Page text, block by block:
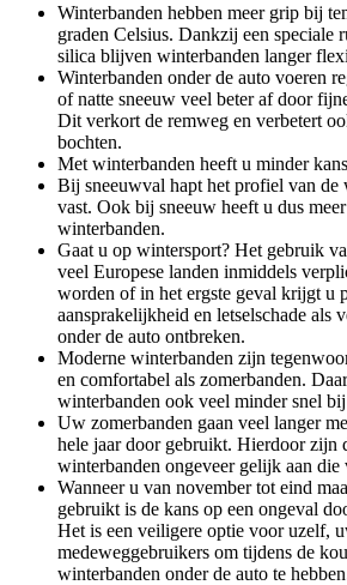
Winterbanden hebben meer grip bij
graden Celsius. Dankzij een speciale
silica blijven winterbanden langer
Winterbanden onder de auto voeren
of natte sneeuw veel beter af door
Dit verkort de remweg en verbetert
bochten.
Met winterbanden heeft u minder
Bij sneeuwval hapt het profiel van de
vast. Ook bij sneeuw heeft u dus
winterbanden.
Gaat u op wintersport? Het gebruik
veel Europese landen inmiddels
worden of in het ergste geval krijgt u
aansprakelijkheid en letselschade als
onder de auto ontbreken.
Moderne winterbanden zijn
en comfortabel als zomerbanden.
winterbanden ook veel minder snel
Uw zomerbanden gaan veel langer
hele jaar door gebruikt. Hierdoor zijn
winterbanden ongeveer gelijk aan die
Wanneer u van november tot eind
gebruikt is de kans op een ongeval
Het is een veiligere optie voor uzelf,
medeweggebruikers om tijdens de
winterbanden onder de auto te